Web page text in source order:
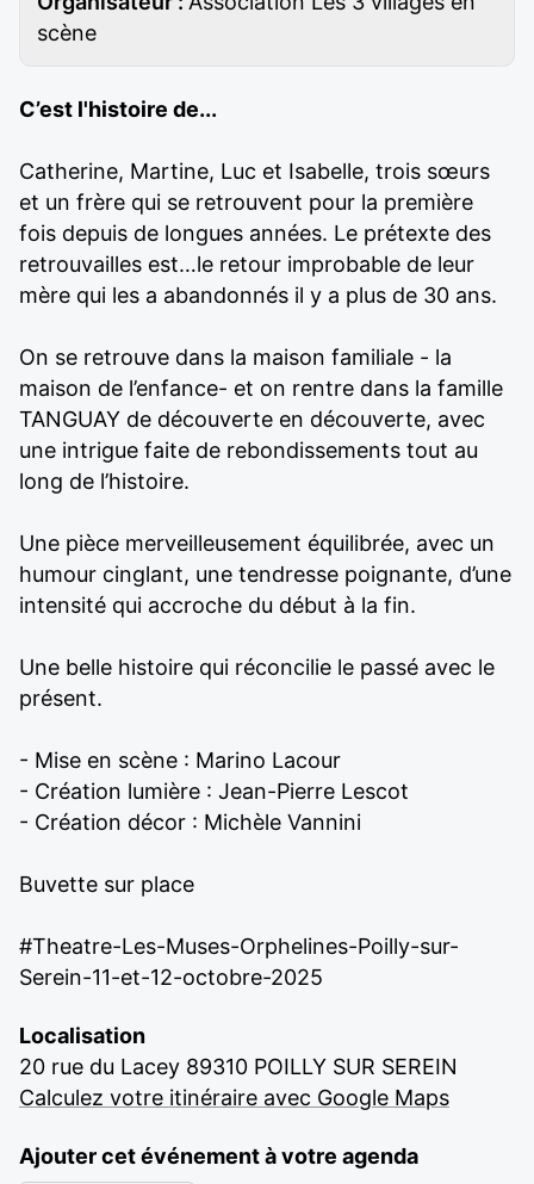
scène
C’est l'histoire de...
Catherine, Martine, Luc et Isabelle, trois sœurs
et un frère qui se retrouvent pour la première
fois depuis de longues années. Le prétexte des
retrouvailles est…le retour improbable de leur
mère qui les a abandonnés il y a plus de 30 ans.
On se retrouve dans la maison familiale - la
maison de l’enfance- et on rentre dans la famille
TANGUAY de découverte en découverte, avec
une intrigue faite de rebondissements tout au
long de l’histoire.
Une pièce merveilleusement équilibrée, avec un
humour cinglant, une tendresse poignante, d’une
intensité qui accroche du début à la fin.
Une belle histoire qui réconcilie le passé avec le
présent.
- Mise en scène : Marino Lacour
- Création lumière : Jean-Pierre Lescot
- Création décor : Michèle Vannini
Buvette sur place
#Theatre-Les-Muses-Orphelines-Poilly-sur-
Serein-11-et-12-octobre-2025
Localisation
20 rue du Lacey 89310 POILLY SUR SEREIN
Calculez votre itinéraire avec Google Maps
Ajouter cet événement à votre agenda